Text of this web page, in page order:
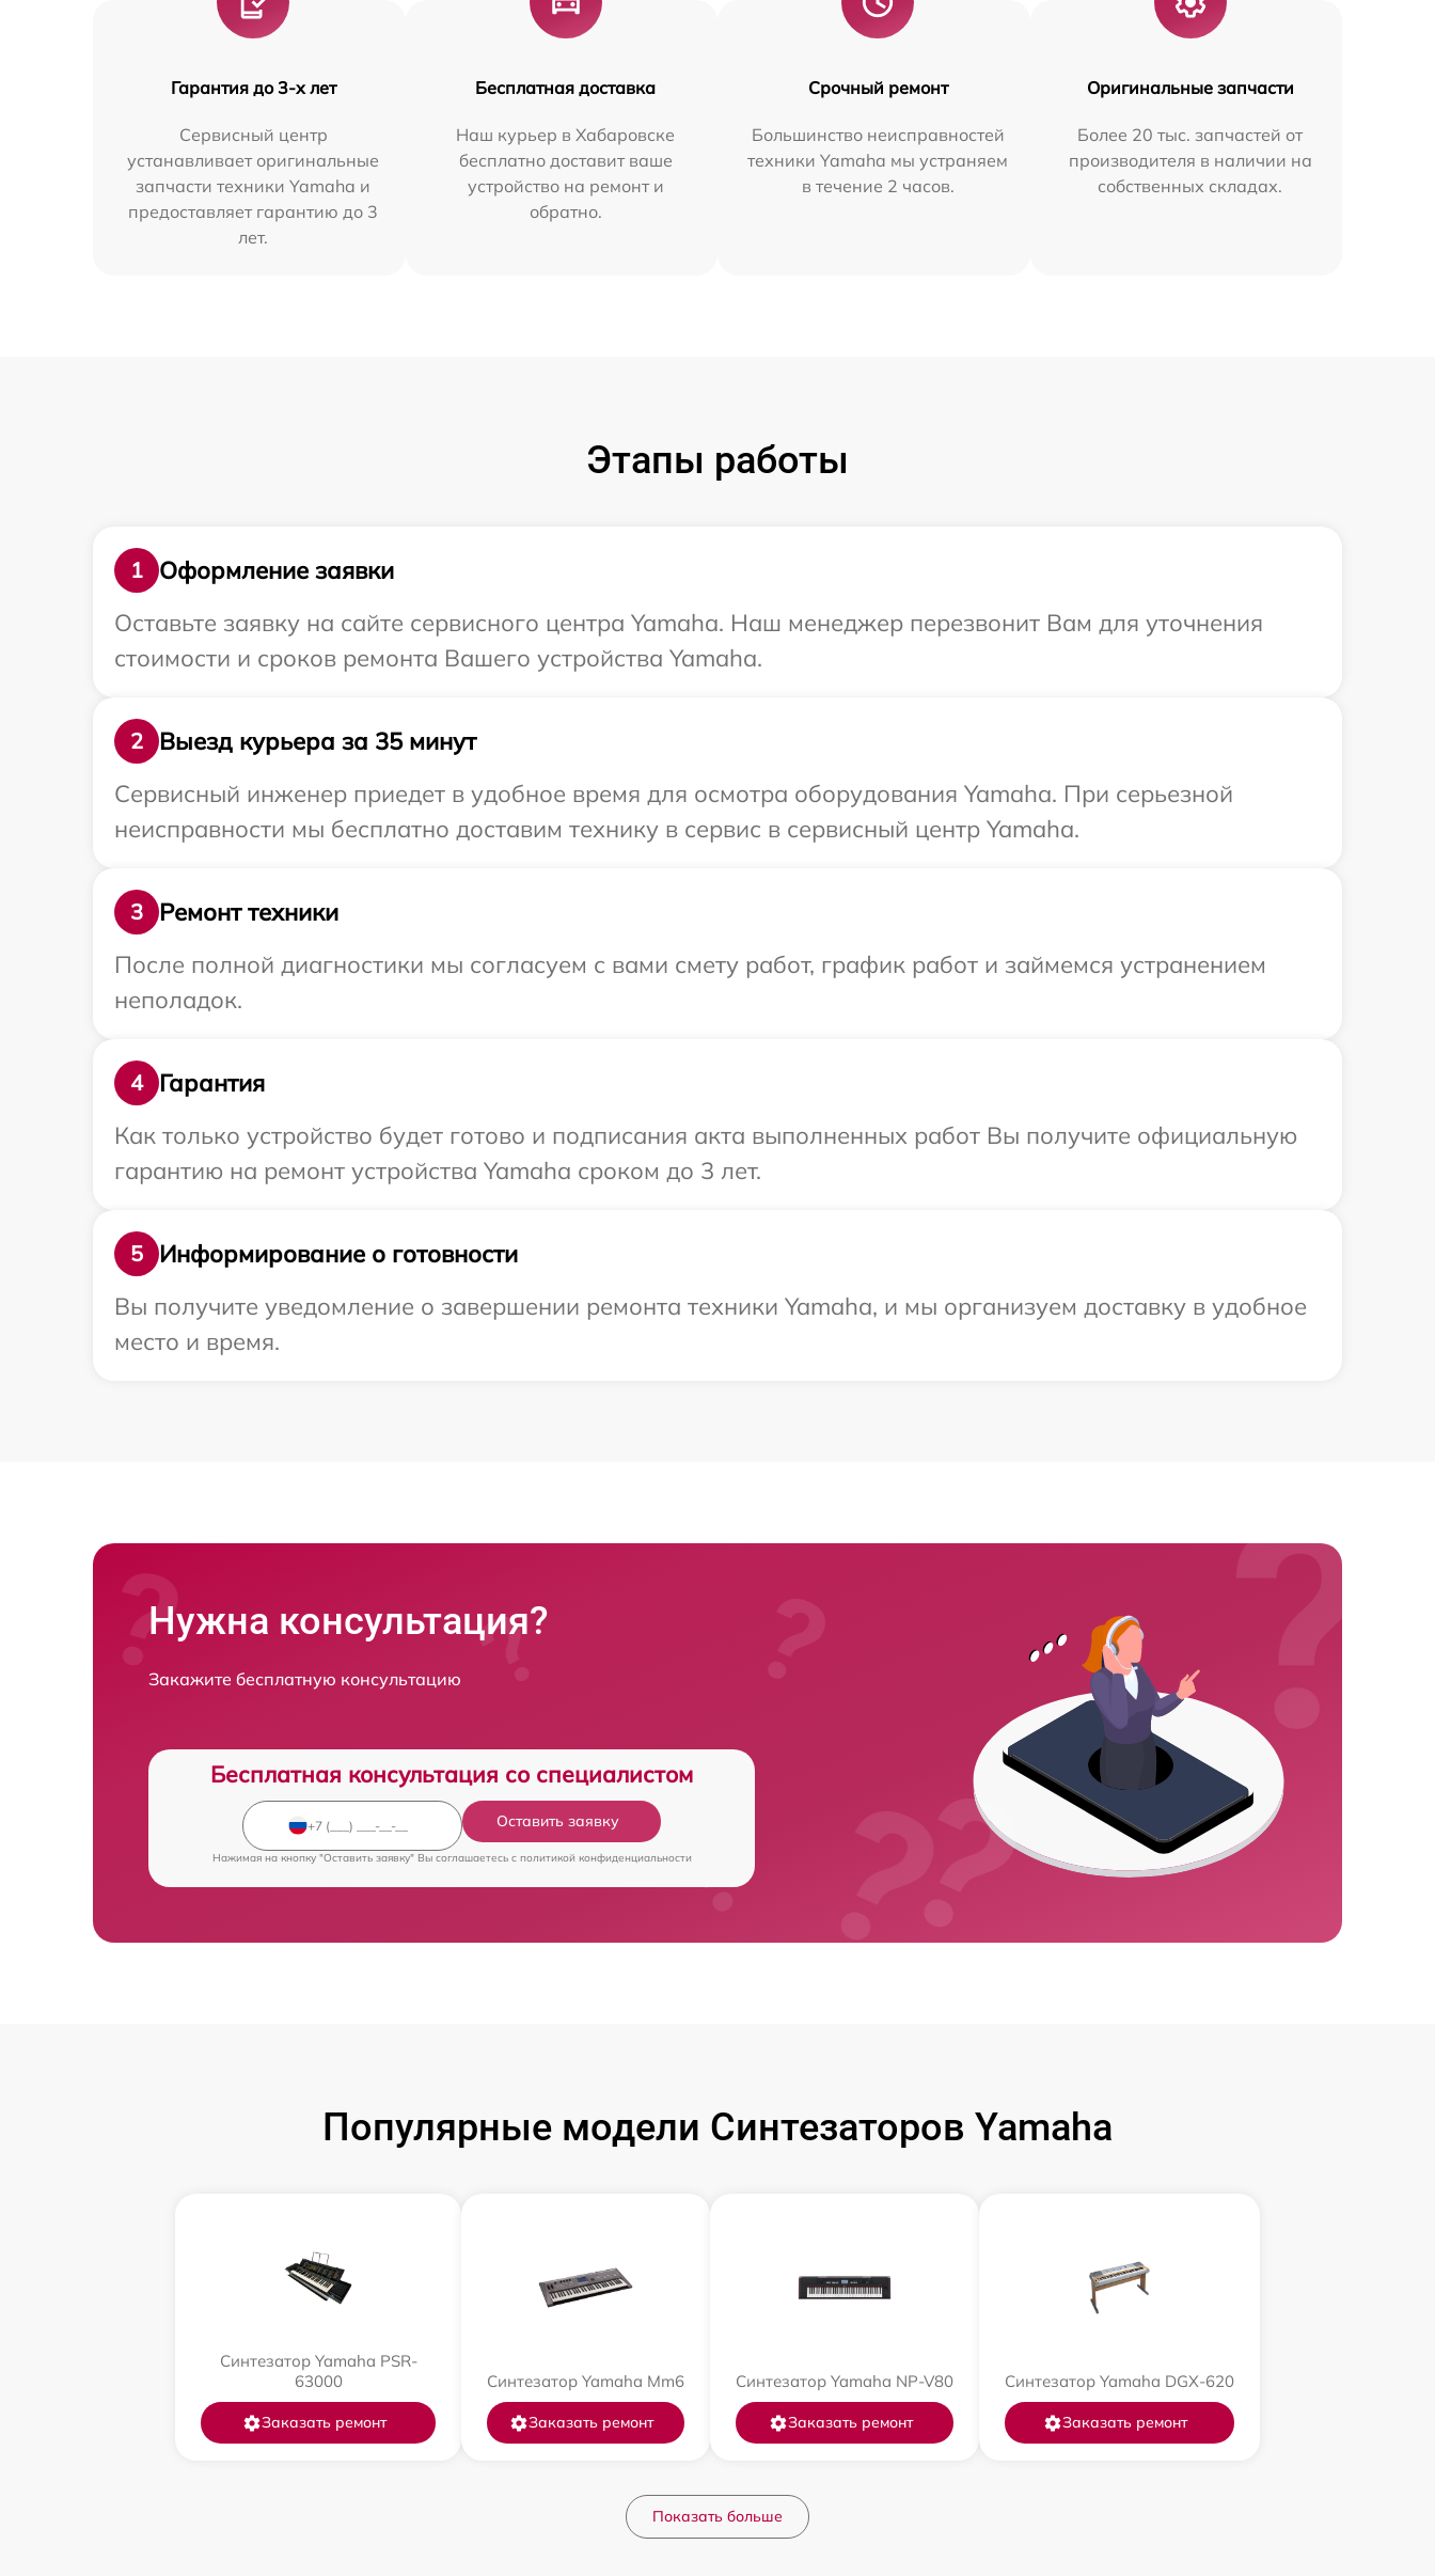
Гарантия до 3-х лет
Сервисный центр
устанавливает оригинальные
запчасти техники Yamaha и
предоставляет гарантию до 3
лет.
Бесплатная доставка
Наш курьер в Хабаровске
бесплатно доставит ваше
устройство на ремонт и
обратно.
Срочный ремонт
Большинство неисправностей
техники Yamaha мы устраняем
в течение 2 часов.
Оригинальные запчасти
Более 20 тыс. запчастей от
производителя в наличии на
собственных складах.
Этапы работы
1
Оформление заявки
Оставьте заявку на сайте сервисного центра Yamaha. Наш менеджер перезвонит Вам для уточнения
стоимости и сроков ремонта Вашего устройства Yamaha.
2
Выезд курьера за 35 минут
Сервисный инженер приедет в удобное время для осмотра оборудования Yamaha. При серьезной
неисправности мы бесплатно доставим технику в сервис в сервисный центр Yamaha.
3
Ремонт техники
После полной диагностики мы согласуем с вами смету работ, график работ и займемся устранением
неполадок.
4
Гарантия
Как только устройство будет готово и подписания акта выполненных работ Вы получите официальную
гарантию на ремонт устройства Yamaha сроком до 3 лет.
5
Информирование о готовности
Вы получите уведомление о завершении ремонта техники Yamaha, и мы организуем доставку в удобное
место и время.
Нужна консультация?
Закажите бесплатную консультацию
Бесплатная консультация со специалистом
Оставить заявку
Нажимая на кнопку "Оставить заявку" Вы соглашаетесь c политикой конфиденциальности
Популярные модели Синтезаторов Yamaha
Синтезатор Yamaha PSR-
63000
Заказать ремонт
Синтезатор Yamaha Mm6
Заказать ремонт
Синтезатор Yamaha NP-V80
Заказать ремонт
Синтезатор Yamaha DGX-620
Заказать ремонт
Показать больше